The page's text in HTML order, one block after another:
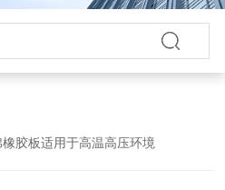
胶板适用于高温高压环境